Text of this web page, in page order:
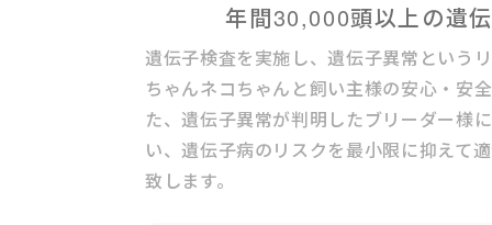
年間30,000頭以上の遺
遺伝子検査を実施し、遺伝子異常という
ちゃんネコちゃんと飼い主様の安心・安
た、遺伝子異常が判明したブリーダー様
い、遺伝子病のリスクを最小限に抑えて
致します。